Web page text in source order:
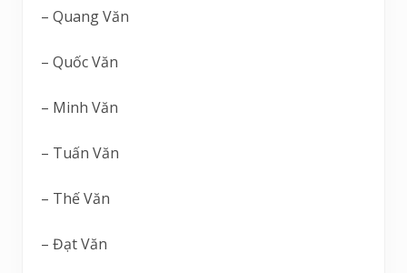
– Quang Văn
– Quốc Văn
– Minh Văn
– Tuấn Văn
– Thế Văn
– Đạt Văn